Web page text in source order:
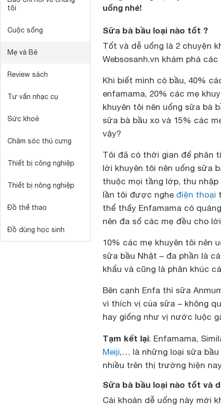
tôi
Cuộc sống
Mẹ và Bé
Review sách
Tư vấn nhạc cụ
Sức khoẻ
Chăm sóc thú cưng
Thiết bị công nghiệp
Thiết bị nông nghiệp
Đồ thể thao
Đồ dùng học sinh
uống nhé!
Sữa bà bầu loại nào tốt ?
Tốt và dễ uống là 2 chuyện
Websosanh.vn khám phá
Khi biết mình có bầu, 40%
enfamama, 20% các mẹ
khuyên tôi nên uống sữa bà
sữa bà bầu xo và 15% các
vậy?
Tôi đã có thời gian để phân
lời khuyên tôi nên uống sữa
thuộc mọi tầng lớp, thu
lần tôi được nghe điện thoại
thể thấy Enfamama có
nên đa số các mẹ đều cho
10% các mẹ khuyên tôi nên
sữa bầu Nhật – đa phần là
khẩu và cũng là phân khúc
Bên cạnh Enfa thì sữa
vì thích vị của sữa – không
hay giống như vị nước luộc
Tạm kết lại: Enfamama,
Meiji,… là những loại sữa
nhiều trên thị trường hiện
Sữa bà bầu loại nào tốt và
Cái khoản dễ uống này mới